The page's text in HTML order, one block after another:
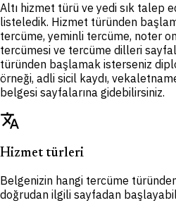
Altı hizmet türü ve yedi sık talep
listeledik. Hizmet türünden
tercüme, yeminli tercüme, noter
tercümesi ve tercüme dilleri
türünden başlamak isterseniz
örneği, adli sicil kaydı,
belgesi sayfalarına gidebilirsiniz.
translate
Hizmet türleri
Belgenizin hangi tercüme
doğrudan ilgili sayfadan